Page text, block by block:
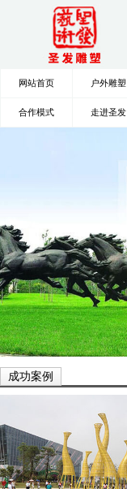
网站首页 户外雕塑
合作模式 走进圣发
成功案例